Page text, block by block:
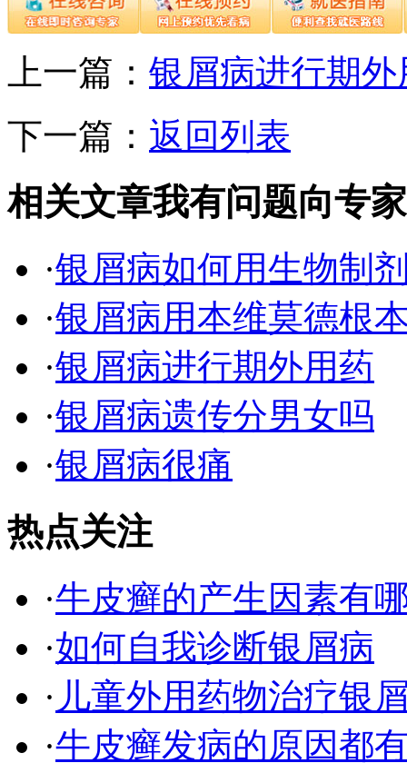
上一篇： 银屑病进行期外
下一篇： 返回列表
相关文章我有问题向专
·银屑病如何用生物制
·银屑病用本维莫德根
·银屑病进行期外用药
·银屑病遗传分男女吗
·银屑病很痛
热点关注
·牛皮癣的产生因素有
·如何自我诊断银屑病
· 儿童外用药物治疗银
·牛皮癣发病的原因都